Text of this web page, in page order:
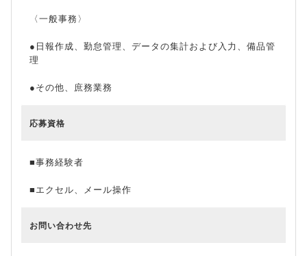
〈一般事務〉
●日報作成、勤怠管理、データの集計および入力、備品管
理
●その他、庶務業務
応募資格
■事務経験者
■エクセル、メール操作
お問い合わせ先